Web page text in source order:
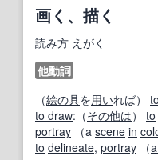
画く、描く
読み方 えがく
他動詞
（絵の具を用いれば） to
to draw:（その他は） to
portray （a scene in
to delineate, portray （